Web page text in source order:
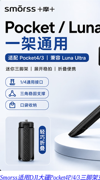
Smorss适用DJI大疆Pocket4P/4/3三脚